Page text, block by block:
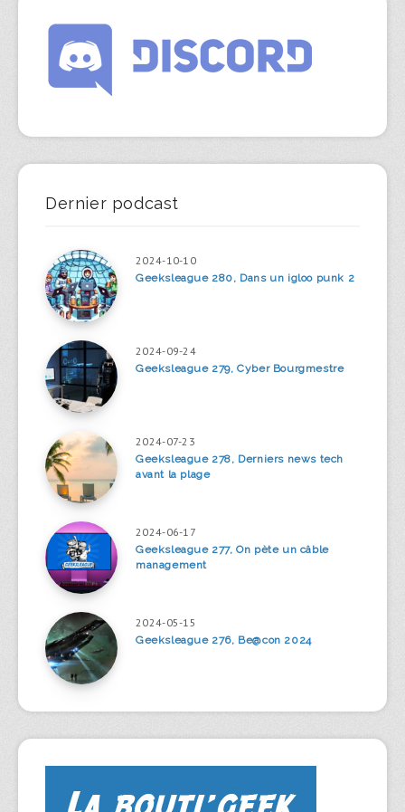
Dernier podcast
2024-10-10
Geeksleague 280, Dans un igloo punk 2
2024-09-24
Geeksleague 279, Cyber Bourgmestre
2024-07-23
Geeksleague 278, Derniers news tech
avant la plage
2024-06-17
Geeksleague 277, On pète un câble
management
2024-05-15
Geeksleague 276, Be@con 2024